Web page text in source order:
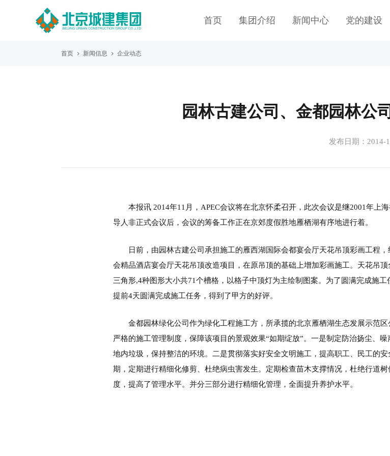
首页 集团介绍 新闻中心 党的建设
首页 新闻信息 企业动态
园林古建公司、金都园林公
发布日期：2014-
本报讯 2014年11月，APEC会议将在北京怀柔召开，此次会议是继2001年上
导人非正式会议后，会议的筹备工作正在京郊度假胜地雁栖湖有序地进行着。
日前，由园林古建公司承担施工的雁西湖国际会都宴会厅天花吊顶彩画工程
会精品酒店宴会厅天花吊顶改造项目，在原吊顶的基础上增加彩画施工。天花吊
三角形,4种图形大小共71个槽格，以格子中顶灯为主绘制图案。为了圆满完成施
提前4天圆满完成施工任务，得到了甲方的好评。
金都园林绿化公司作为绿化工程施工方，所承揽的北京雁栖湖生态发展示范
严格的施工管理制度，保障该项目的景观效果“如期绽放”。一是制定防治扬尘、
地内垃圾，保持整洁的环境。二是贯彻落实好安全文明施工，提高职工、民工的
期，定期进行精细化修剪、杜绝病虫害发生。定期检查苗木支撑情况，杜绝行道
度，提高了管理水平。并分三部分进行精细化管理，全面提升养护水平。